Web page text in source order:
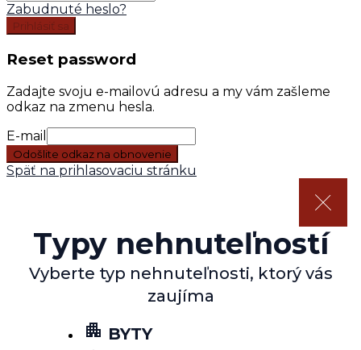
Zabudnuté heslo?
Prihlásiť sa
Reset password
Zadajte svoju e-mailovú adresu a my vám zašleme
odkaz na zmenu hesla.
E-mail
Odošlite odkaz na obnovenie
Späť na prihlasovaciu stránku
Typy nehnuteľností
Vyberte typ nehnuteľnosti, ktorý vás
zaujíma
BYTY